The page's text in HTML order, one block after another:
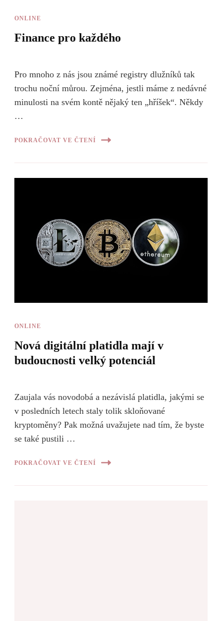
ONLINE
Finance pro každého
Pro mnoho z nás jsou známé registry dlužníků tak
trochu noční můrou. Zejména, jestli máme z nedávné
minulosti na svém kontě nějaký ten „hříšek“. Někdy
…
POKRAČOVAT VE ČTENÍ
ONLINE
Nová digitální platidla mají v
budoucnosti velký potenciál
Zaujala vás novodobá a nezávislá platidla, jakými se
v posledních letech staly tolik skloňované
kryptoměny? Pak možná uvažujete nad tím, že byste
se také pustili …
POKRAČOVAT VE ČTENÍ